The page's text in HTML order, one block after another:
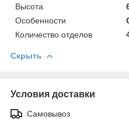
Высота
Особенности
Количество отделов
Скрыть
Условия доставки
Самовывоз